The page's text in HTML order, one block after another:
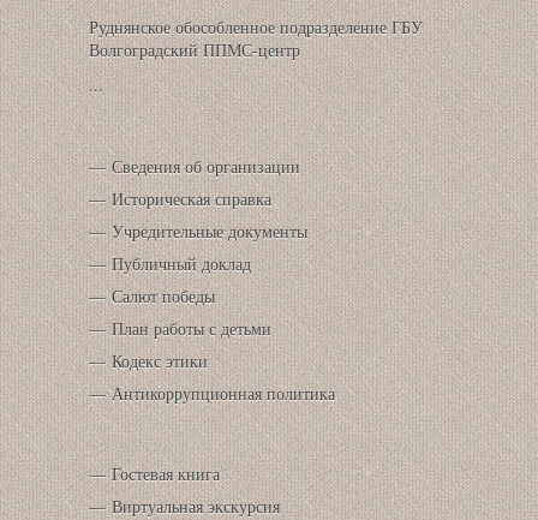
Руднянское обособленное подразделение ГБУ
Волгоградский ППМС-центр
...
Сведения об организации
Историческая справка
Учредительные документы
Публичный доклад
Салют победы
План работы с детьми
Кодекс этики
Антикоррупционная политика
Гостевая книга
Виртуальная экскурсия